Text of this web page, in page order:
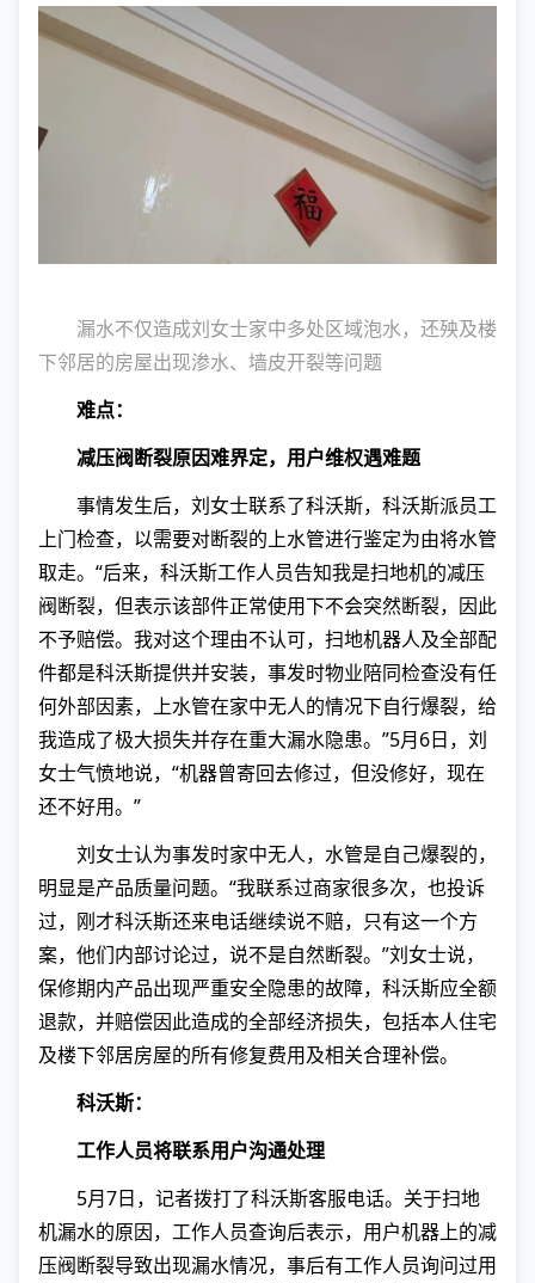
漏水不仅造成刘女士家中多处区域泡水，还殃及楼
下邻居的房屋出现渗水、墙皮开裂等问题
难点：
减压阀断裂原因难界定，用户维权遇难题
事情发生后，刘女士联系了科沃斯，科沃斯派员工
上门检查，以需要对断裂的上水管进行鉴定为由将水管
取走。“后来，科沃斯工作人员告知我是扫地机的减压
阀断裂，但表示该部件正常使用下不会突然断裂，因此
不予赔偿。我对这个理由不认可，扫地机器人及全部配
件都是科沃斯提供并安装，事发时物业陪同检查没有任
何外部因素，上水管在家中无人的情况下自行爆裂，给
我造成了极大损失并存在重大漏水隐患。”5月6日，刘
女士气愤地说，“机器曾寄回去修过，但没修好，现在
还不好用。”
刘女士认为事发时家中无人，水管是自己爆裂的，
明显是产品质量问题。“我联系过商家很多次，也投诉
过，刚才科沃斯还来电话继续说不赔，只有这一个方
案，他们内部讨论过，说不是自然断裂。”刘女士说，
保修期内产品出现严重安全隐患的故障，科沃斯应全额
退款，并赔偿因此造成的全部经济损失，包括本人住宅
及楼下邻居房屋的所有修复费用及相关合理补偿。
科沃斯：
工作人员将联系用户沟通处理
5月7日，记者拨打了科沃斯客服电话。关于扫地
机漏水的原因，工作人员查询后表示，用户机器上的减
压阀断裂导致出现漏水情况，事后有工作人员询问过用